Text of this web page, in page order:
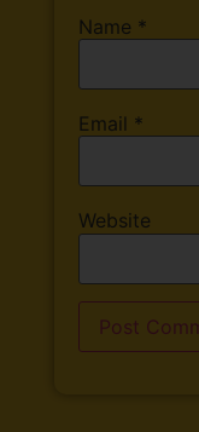
Name *
Email *
Website